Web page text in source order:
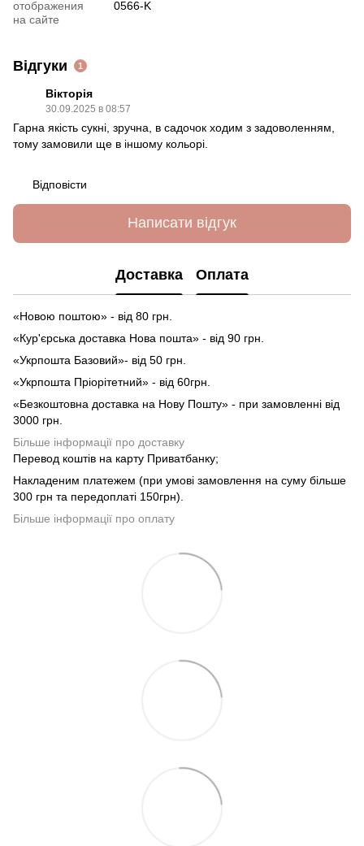
отображения
на сайте
0566-K
Відгуки 1
Вікторія
30.09.2025 в 08:57
Гарна якість сукні, зручна, в садочок ходим з задоволенням,
тому замовили ще в іншому кольорі.
Відповісти
Написати відгук
Доставка Оплата
«Новою поштою» - від 80 грн.
«Кур'єрська доставка Нова пошта» - від 90 грн.
«Укрпошта Базовий»- від 50 грн.
«Укрпошта Пріорітетний» - від 60грн.
«Безкоштовна доставка на Нову Пошту» - при замовленні від
3000 грн.
Більше інформації про доставку
Перевод коштів на карту Приватбанку;
Накладеним платежем (при умові замовлення на суму більше
300 грн та передоплаті 150грн).
Більше інформації про оплату